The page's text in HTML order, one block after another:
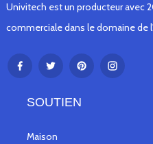
Univitech est un producteur avec
commerciale dans le domaine de
SOUTIEN
Maison